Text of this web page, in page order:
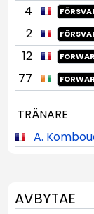
4
2
12
77
TRÄNARE
A.
AVBYTAE